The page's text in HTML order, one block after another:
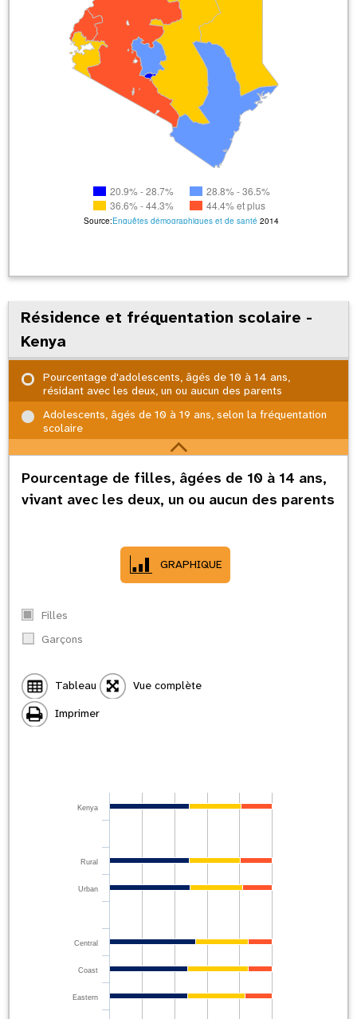
Source:Enquêtes démographiques et de santé 2014
20.9% - 28.7%
28.8% - 36.5%
36.6% - 44.3%
44.4% et plus
Résidence et fréquentation scolaire -
Kenya
Pourcentage d'adolescents, âgés de 10 à 14 ans,
résidant avec les deux, un ou aucun des parents
Adolescents, âgés de 10 à 19 ans, selon la fréquentation
scolaire
Pourcentage de filles, âgées de 10 à 14 ans,
vivant avec les deux, un ou aucun des parents
GRAPHIQUE
Filles
Garçons
Tableau
Vue complète
Imprimer
Kenya
Rural
Urban
Central
Coast
Eastern